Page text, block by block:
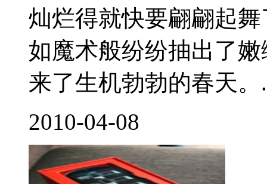
灿烂得就快要翩翩起
如魔术般纷纷抽出了
来了生机勃勃的春天。
2010-04-08